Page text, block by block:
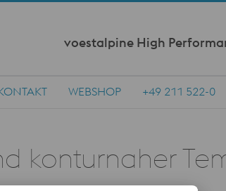
voestalpine High
WEBSHOP +49 211 522-0
konturnaher